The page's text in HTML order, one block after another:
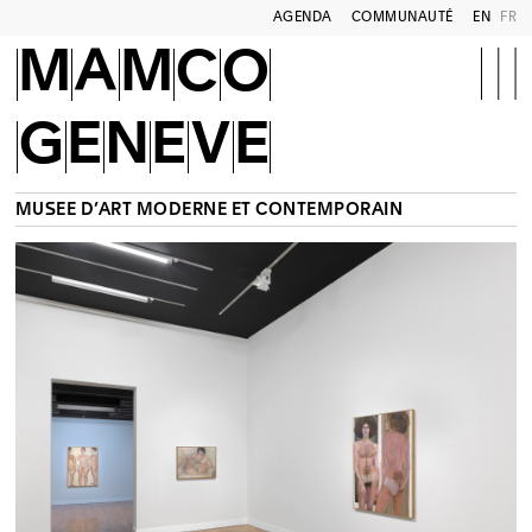
AGENDA COMMUNAUTÉ EN FR
MAMCO
GENEVE
MUSÉE D’ART MODERNE ET CONTEMPORAIN